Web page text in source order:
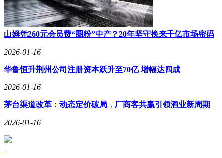
山姆凭260元会员费“圈粉”中产？20年坚守换来千亿市场密码
2026-01-16
华鲁恒升荆州公司注册资本跃升至70亿 增幅达四成
2026-01-16
茅台渠道改革：动态定价破局，厂商客共赢引领酒业新周期
2026-01-16